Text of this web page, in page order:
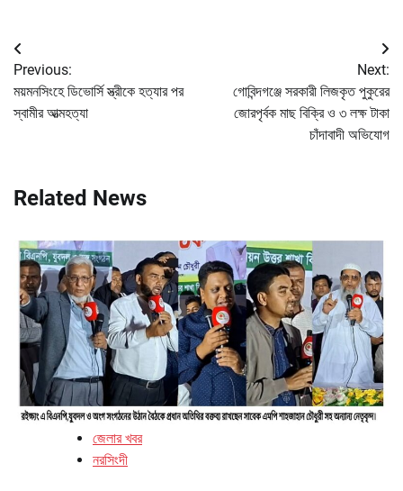
Post
navigation
Previous:
ময়মনসিংহে ডিভোর্সি স্ত্রীকে হত্যার পর
স্বামীর আত্মহত্যা
Next:
গোবিন্দগঞ্জে সরকারী লিজকৃত পুকুরের
জোরপৃর্বক মাছ বিক্রি ও ৩ লক্ষ টাকা
চাঁদাবাদী অভিযোগ
Related News
জেলার খবর
নরসিংদী